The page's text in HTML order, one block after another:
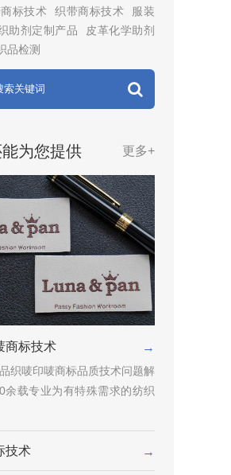
标技术 织带商标技术
服装
助剂定制产品
皮革化学助剂
品检测
为您提供 更多+
商标技术 →
织唛印唛商标品质技术问题解
余载专业为有特殊需求的纺织
技术 →